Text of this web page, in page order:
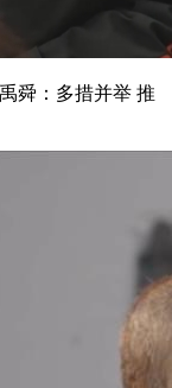
舜：多措并举 推